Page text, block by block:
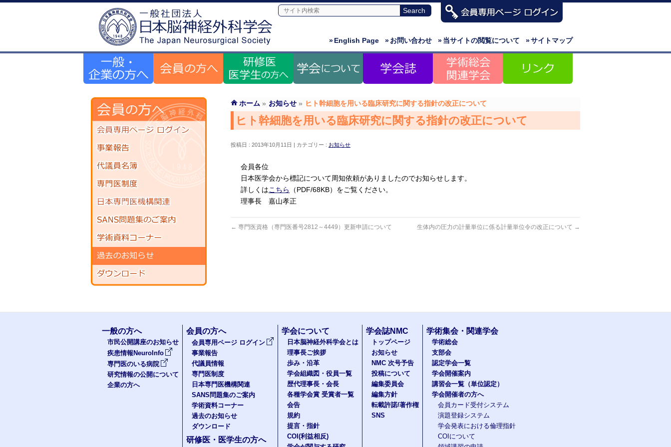
»サイトマップ
»当サイトの閲覧について
»お問い合わせ
»English Page
ホーム » お知らせ » ヒト幹細胞を用いる臨床研究に関する指針の改正について
ヒト幹細胞を用いる臨床研究に関する指針の改正について
投稿日 : 2013年10月11日 カテゴリー : お知らせ
会員各位
日本医学会から標記について周知依頼がありましたのでお知らせします。
詳しくはこちら
（PDF/68KB）をご覧ください。
理事長 嘉山孝正
← 専門医資格（専門医番号2812～4449）更新申請について 生体内の圧力の計量単位に係る計量単位令の改正について →
一般の方へ
市民公開講座のお知らせ
疾患情報NeuroInfo
専門医のいる病院
研究情報の公開について
企業の方へ
会員の方へ
会員専用ページ ログイン
事業報告
代議員情報
専門医制度
日本専門医機構関連
SANS問題集のご案内
学術資料コーナー
過去のお知らせ
ダウンロード
研修医・医学生の方へ
学会について
日本脳神経外科学会とは
理事長ご挨拶
歩み・沿革
学会組織図・役員一覧
歴代理事長・会長
各種学会賞 受賞者一覧
会告
規約
提言・指針
COI(利益相反)
学会誌NMC
トップページ
お知らせ
NMC 次号予告
投稿について
編集委員会
編集方針
転載許諾/著作権
SNS
学術集会・関連学会
学術総会
支部会
認定学会一覧
学会開催案内
講習会一覧（単位認定）
学会開催者の方へ
会員カード受付システム
演題登録システム
学会発表における倫理指針
COIについて